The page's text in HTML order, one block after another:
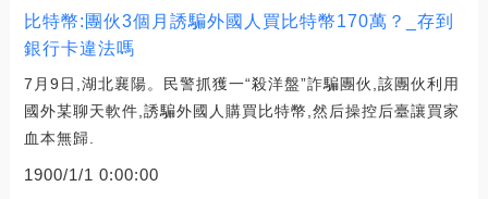
比特幣:團伙3個月誘騙外國人買比特幣170萬？_存到
銀行卡違法嗎
7月9日,湖北襄陽。民警抓獲一“殺洋盤”詐騙團伙,該團伙利用
國外某聊天軟件,誘騙外國人購買比特幣,然后操控后臺讓買家
血本無歸.
1900/1/1 0:00:00